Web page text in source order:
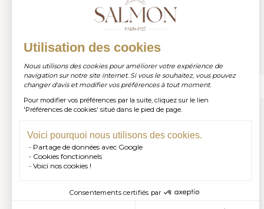
Utilisation des cookies
Nous utilisons des cookies pour améliorer votre expérience de
navigation sur notre site internet. Si vous le souhaitez, vous pouvez
changer d'avis et modifier vos préférences à tout moment.
Pour modifier vos préférences par la suite, cliquez sur le lien
'Préférences de cookies' situé dans le pied de page.
Voici pourquoi nous utilisons des cookies.
Partage de données avec Google
Cookies fonctionnels
Voici nos cookies !
Consentements certifiés par
Inscrivez-vous à notre newsletter
S'INSCRIRE